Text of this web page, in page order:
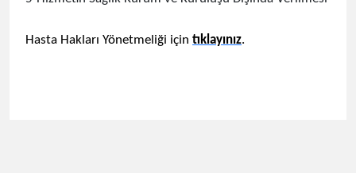
Hasta Hakları Yönetmeliği için tıklayınız.